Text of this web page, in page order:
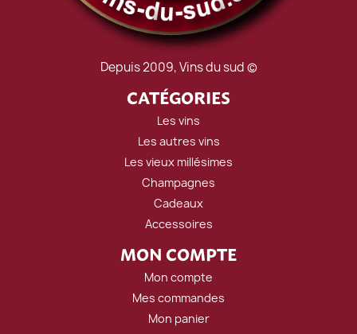
Depuis 2009, Vins du sud ©
CATÉGORIES
Les vins
Les autres vins
Les vieux millésimes
Champagnes
Cadeaux
Accessoires
MON COMPTE
Mon compte
Mes commandes
Mon panier